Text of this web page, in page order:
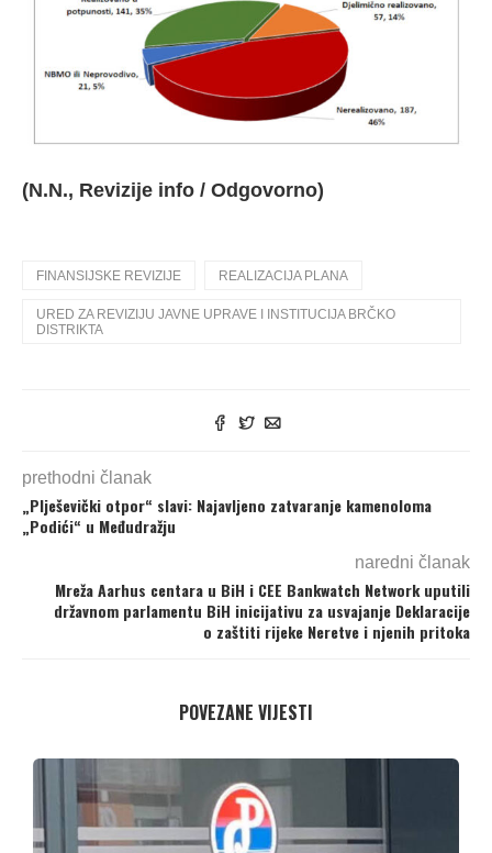
(N.N., Revizije info / Odgovorno)
FINANSIJSKE REVIZIJE REALIZACIJA PLANA
URED ZA REVIZIJU JAVNE UPRAVE I INSTITUCIJA BRČKO
DISTRIKTA
prethodni članak
„Plješevički otpor“ slavi: Najavljeno zatvaranje kamenoloma
„Podići“ u Međudražju
naredni članak
Mreža Aarhus centara u BiH i CEE Bankwatch Network uputili
državnom parlamentu BiH inicijativu za usvajanje Deklaracije
o zaštiti rijeke Neretve i njenih pritoka
POVEZANE VIJESTI